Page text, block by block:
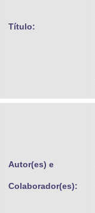
Título:
Autor(es) e
Colaborador(es):